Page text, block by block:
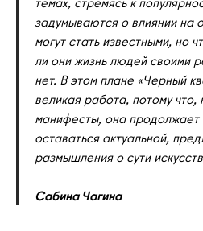
задумываются о влиянии
могут стать известными, но
ли они жизнь людей своими
нет. В этом плане «Черный
великая работа, потому
манифесты, она продолжает
оставаться актуальной,
размышления о сути
Сабина Чагина